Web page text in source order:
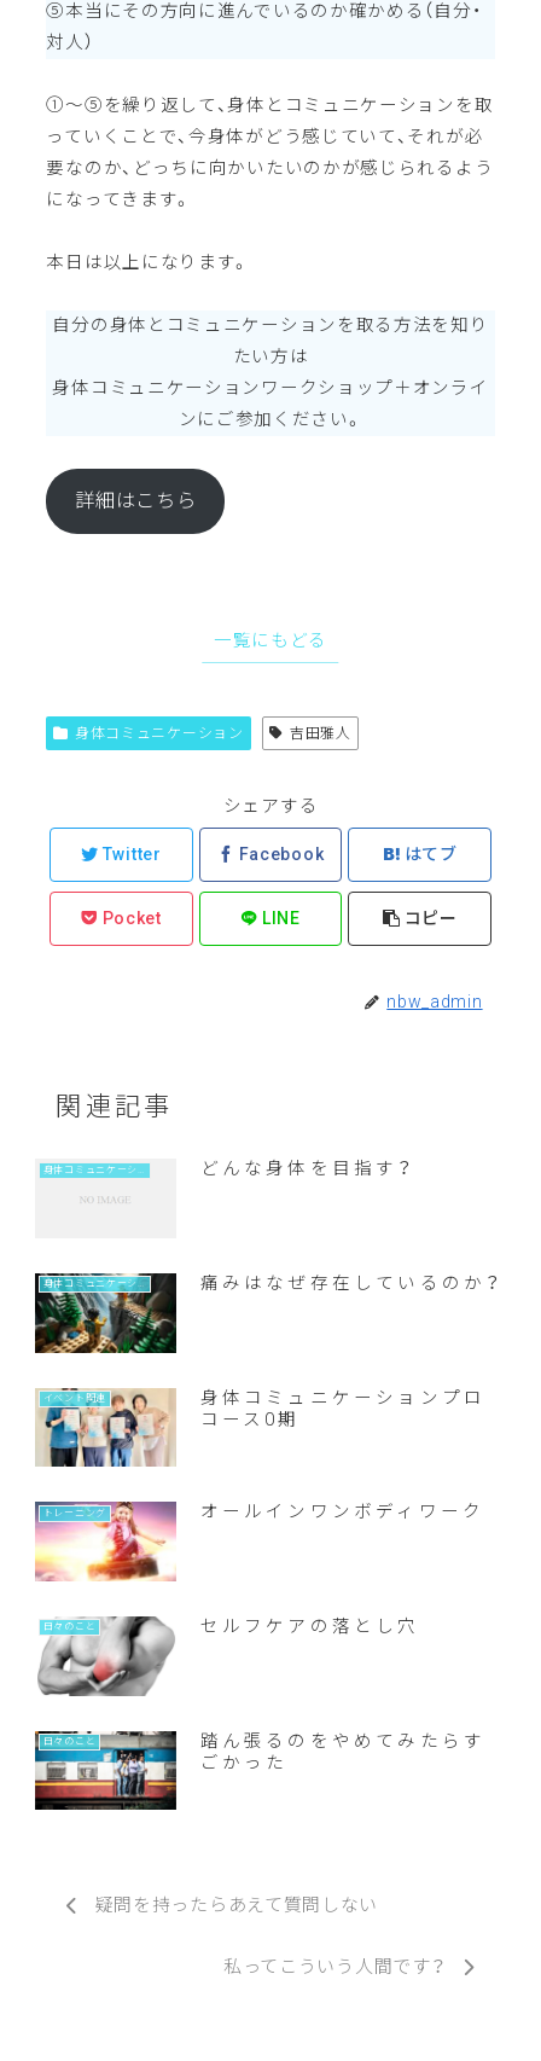
⑤本当にその方向に進んでいるのか確かめる（自分・
対人）
①〜⑤を繰り返して、身体とコミュニケーションを取
っていくことで、今身体がどう感じていて、それが必
要なのか、どっちに向かいたいのかが感じられるよう
になってきます。
本日は以上になります。
自分の身体とコミュニケーションを取る方法を知り
たい方は
身体コミュニケーションワークショップ＋オンライ
ンにご参加ください。
詳細はこちら
一覧にもどる
身体コミュニケーション 吉田雅人
シェアする
Twitter Facebook はてブ
Pocket LINE コピー
nbw_admin
関連記事
どんな身体を目指す？
身体コミュニケーション 痛みはなぜ存在しているのか？
イベント関連
身体コミュニケーションプロ
コース0期
トレーニング オールインワンボディワーク
日々のこと セルフケアの落とし穴
日々のこと
踏ん張るのをやめてみたらす
ごかった
疑問を持ったらあえて質問しない
私ってこういう人間です？